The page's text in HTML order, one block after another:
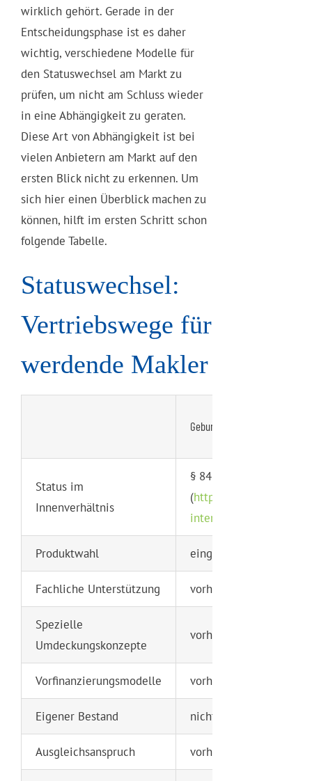
wirklich gehört. Gerade in der
Entscheidungsphase ist es daher
wichtig, verschiedene Modelle für
den Statuswechsel am Markt zu
prüfen, um nicht am Schluss wieder
in eine Abhängigkeit zu geraten.
Diese Art von Abhängigkeit ist bei
vielen Anbietern am Markt auf den
ersten Blick nicht zu erkennen. Um
sich hier einen Überblick machen zu
können, hilft im ersten Schritt schon
folgende Tabelle.
Statuswechsel:
Vertriebswege für
werdende Makler
Gebundener Vertrieb
Status im
Innenverhältnis
§ 84 HGB
(http://www.gesetze-
internet.de/hgb/
Produktwahl eingeschränkt
Fachliche Unterstützung vorhanden
Spezielle
Umdeckungskonzepte
vorhanden
Vorfinanzierungsmodelle vorhanden
Eigener Bestand nicht vorhanden
Ausgleichsanspruch vorhanden